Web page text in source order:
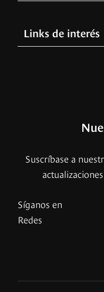
Links de interés
Suscríbase a
Síganos en
Redes